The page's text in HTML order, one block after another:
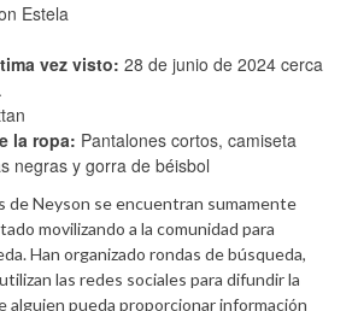
Estela
vez visto: 28 de junio de 2024 cerca
la ropa: Pantalones cortos, camiseta
negras y gorra de béisbol
de Neyson se encuentran sumamente
movilizando a la comunidad para
Han organizado rondas de búsqueda,
las redes sociales para difundir la
alguien pueda proporcionar información